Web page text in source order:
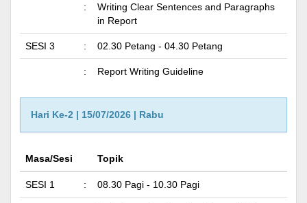
:
Writing Clear Sentences and Paragraphs
in Report
SESI 3 : 02.30 Petang - 04.30 Petang
: Report Writing Guideline
Hari Ke-2 | 15/07/2026 | Rabu
Masa/Sesi Topik
SESI 1 : 08.30 Pagi - 10.30 Pagi